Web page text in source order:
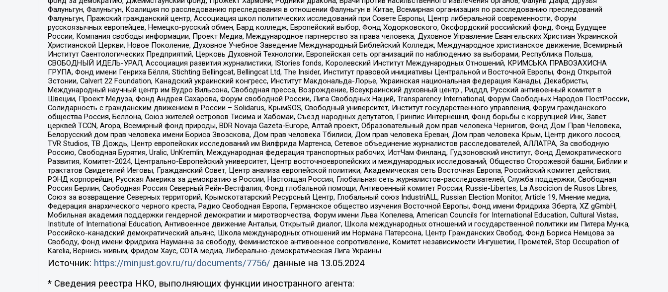
Фалуньгун, Фалуньгун, Коалиция по расследованию преследования в отношении Фалуньгун в Китае, Всемирная организация по расследованию преследований
Фалуньгун, Пражский гражданский центр, Ассоциация школ политических исследований при Совете Европы, Центр либеральной современности, Форум
русскоязычных европейцев, Немецко-русский обмен, Бард колледж, Европейский выбор, Фонд Ходорковского, Оксфордский российский фонд, Фонд Будущее
России, Компания свободы информации, Проект Медиа, Международное партнерство за права человека, Духовное Управление Евангельских Христиан Украинской
Христианской Церкви, Новое Поколение, Духовное Учебное Заведение Международный Библейский Колледж, Международное христианское движение, Всемирный
Институт Саентологических Предприятий, Церковь Духовной Технологии, Европейская сеть организаций по наблюдению за выборами, Республика Польша,
СВОБОДНЫЙ ИДЕЛЬ-УРАЛ, Ассоциация развития журналистики, IStories fonds, Королевский Институт Международных Отношений, КРИМСЬКА ПРАВОЗАХИСНА
ГРУПА, Фонд имени Генриха Бёлля, Stichting Bellingcat, Bellingcat Ltd, The Insider, Институт правовой инициативы Центральной и Восточной Европы, Фонд Открытой
Эстонии, Calvert 22 Foundation, Канадский украинский конгресс, Институт Макдональда-Лорье, Украинская национальная федерация Канады, Декабристы,
Международный научный центр им Вудро Вильсона, Свободная пресса, Возрождение, Всеукраинский духовный центр , Риддл, Русский антивоенный комитет в
Швеции, Проект Медуза, Фонд Андрея Сахарова, Форум свободной России, Лига Свободных Наций, Transparеncy International, Форум Свободных Народов ПостРоссии,
Солидарность с гражданским движением в России – Solidarus, КрымSOS, Свободный университет, Институт государственного управления, Форум гражданского
общества Россия, Беллона, Союз жителей островов Тисима и Хабомаи, Съезд народных депутатов, Гринпис Интернешнл, Фонд борьбы с коррупцией Инк, Завет
церквей TCCN, Агора, Всемирный фонд природы, BDR Novaja Gazeta-Europe, Алтай проект, Образовательный дом прав человека Чернигов, Фонд Дом Прав Человека,
Белорусский дом прав человека имени Бориса Звозскова, Дом прав человека Тбилиси, Дом прав человека Ереван, Дом прав человека Крым, Центр дикого лосося,
TVR Studios, ТВ Дождь, Центр европейских исследований им Вилфрида Мартенса, Сетевое объединение журналистов расследователей, АЛЛАТРА, За свободную
Россию, Свободная Бурятия, Uralic, UnKremlin, Международная федерация транспортных рабочих, ИстЧам Финланд, Гудзоновский институт, Фонд Демократического
Развития, Комитет-2024, Центрально-Европейский университет, Центр восточноевропейских и международных исследований, Общество Сторожевой башни, Библии и
трактатов Свидетелей Иеговы, Гражданский Совет, Центр анализа европейской политики, Академическая сеть Восточная Европа, Российский комитет действия,
РЭНД корпорейшн, Русская Америка за демократию в России, Настоящая Россия, Глобальная сеть журналистов-расследователей, Служба поддержки, Свободная
Россия Берлин, Свободная Россия Северный Рейн-Вестфалия, Фонд глобальной помощи, Антивоенный комитет России, Russie-Libertes, La Asocicion de Rusos Libres,
Союз за возвращение Северных территорий, Крымскотатарский Ресурсный Центр, Глобальный союз IndustriALL, Russian Election Monitor, Article 19, Мнение медиа,
Федерация анархического черного креста, Радио Свободная Европа, Германское общество изучения Восточной Европы, Фонд имени Фридриха Эберта, XZ gGmbH,
Мобильная академия поддержки гендерной демократии и миротворчества, Форум имени Льва Копелева, American Councils for International Education, Cultural Vistas,
Institute of International Education, Антивоенное движение Антальи, Открытый диалог, Школа международных отношений и государственной политики им Питера Мунка,
Российско-канадский демократический альянс, Школа международных отношений им Нормана Патерсона, Центр Гражданских Свобод, Фонд Бориса Немцова за
Свободу, Фонд имени Фридриха Науманна за свободу, Феминистское антивоенное сопротивление, Комитет независимости Ингушетии, Прометей, Stop Occupation of
Karelia, Вернись живым, Фридом Хаус, СОТА медиа, Либерально-демократическая Лига Украины
Источник: https://minjust.gov.ru/ru/documents/7756/ данные на 13.05.2024
* Сведения реестра НКО, выполняющих функции иностранного агента: